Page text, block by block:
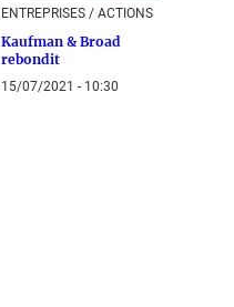
ENTREPRISES / ACTIONS
Kaufman & Broad
rebondit
15/07/2021 - 10:30